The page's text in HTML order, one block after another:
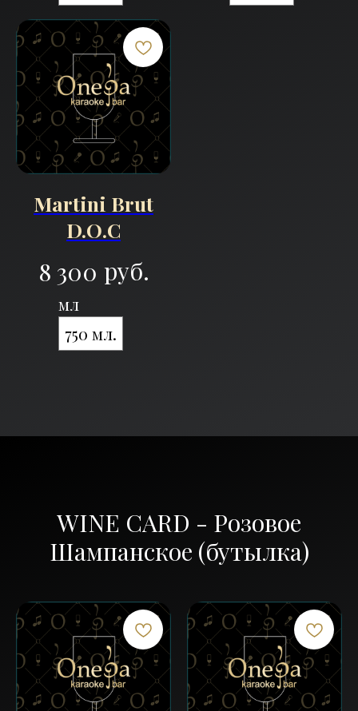
Martini Brut
D.O.C
8 300 руб.
мл
750 мл.
WINE CARD - Розовое
Шампанское (бутылка)